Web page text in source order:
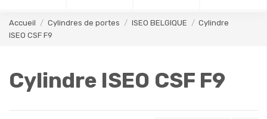
Accueil Cylindres de portes ISEO BELGIQUE
Cylindre
ISEO CSF F9
Cylindre ISEO CSF F9